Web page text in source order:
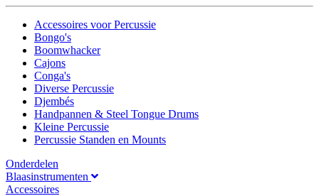
Accessoires voor Percussie
Bongo's
Boomwhacker
Cajons
Conga's
Diverse Percussie
Djembés
Handpannen & Steel Tongue Drums
Kleine Percussie
Percussie Standen en Mounts
Onderdelen
Blaasinstrumenten
Accessoires